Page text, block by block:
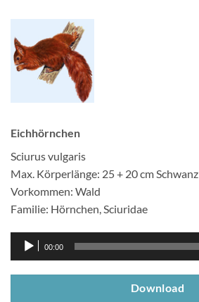
Eichhörnchen
Sciurus vulgaris
Max. Körperlänge: 25 + 20 cm Schwanz
Vorkommen: Wald
Familie: Hörnchen, Sciuridae
Audio-
Player
00:00
Download